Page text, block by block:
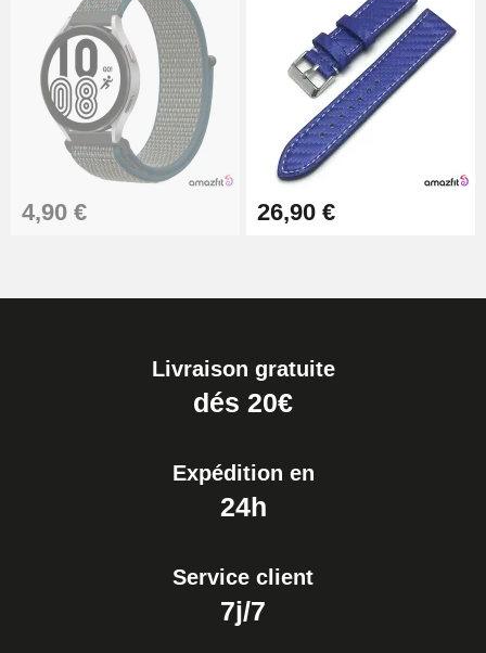
Kit pour Réduire Bracelet
Montre Métal
13,90 €
Boîte Pompe Bracelet Montre -
Diamètre 1,50 mm - 8 à 25 mm
Extracteur de Bracelet de
Montre Facile
4,90 € 26,90 €
Livraison gratuite
dés 20€
Expédition en
24h
Service client
7j/7